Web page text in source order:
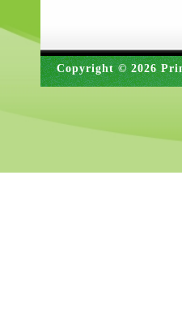
Copyright © 2026